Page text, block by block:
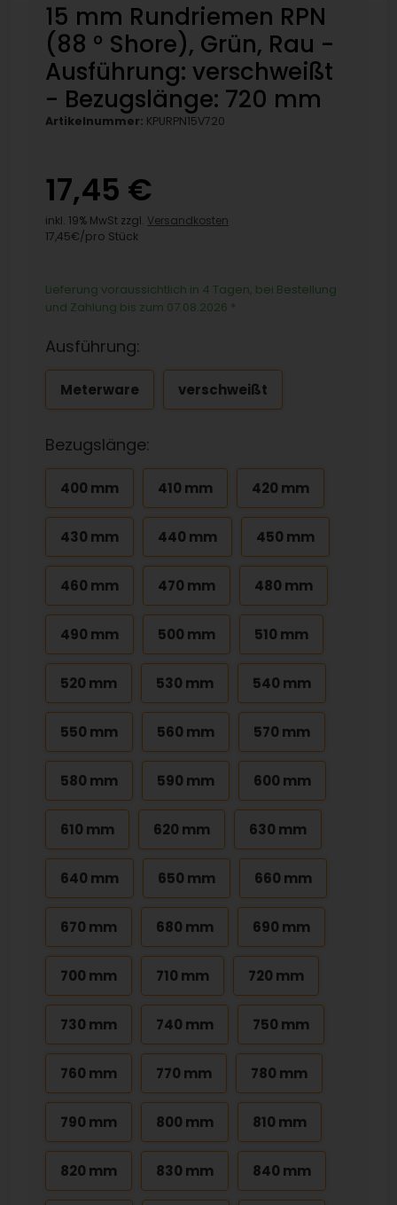
15 mm Rundriemen RPN
(88 ° Shore), Grün, Rau -
Ausführung: verschweißt
- Bezugslänge: 720 mm
Artikelnummer: KPURPN15V720
17,45 €
inkl. 19% MwSt zzgl. Versandkosten
17,45€/pro Stück
Lieferung voraussichtlich in 4 Tagen, bei Bestellung
und Zahlung bis zum 07.08.2026 *
Ausführung:
Meterware verschweißt
Bezugslänge:
400 mm 410 mm 420 mm
430 mm 440 mm 450 mm
460 mm 470 mm 480 mm
490 mm 500 mm 510 mm
520 mm 530 mm 540 mm
550 mm 560 mm 570 mm
580 mm 590 mm 600 mm
610 mm 620 mm 630 mm
640 mm 650 mm 660 mm
670 mm 680 mm 690 mm
700 mm 710 mm 720 mm
730 mm 740 mm 750 mm
760 mm 770 mm 780 mm
790 mm 800 mm 810 mm
820 mm 830 mm 840 mm